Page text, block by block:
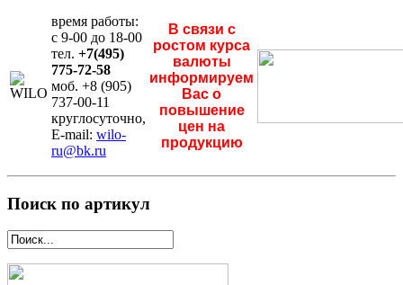
время работы:
с 9-00 до 18-00
тел. +7(495)
775-72-58
моб. +8 (905)
737-00-11
круглосуточно,
E-mail: wilo-
ru@bk.ru
В связи с
ростом курса
валюты
информируем
Вас о
повышение
цен на
продукцию
Поиск по артикул